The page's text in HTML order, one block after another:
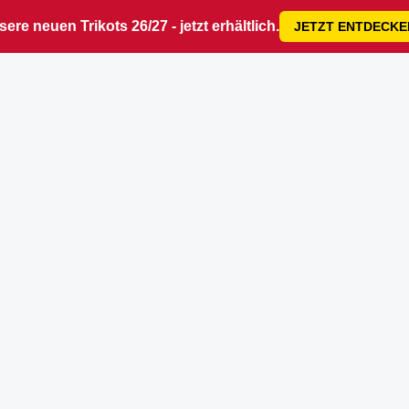
neuen Trikots 26/27 - jetzt erhältlich. JETZT